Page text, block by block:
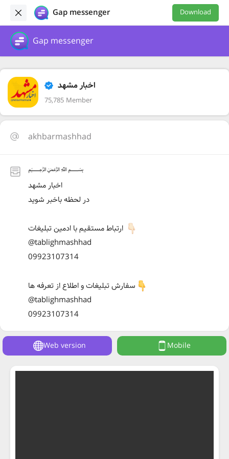
Gap messenger Download
Gap messenger
اخبار مشهد
75,785 Member
akhbarmashhad
﷽
اخبار مشهد
در لحظه باخبر شوید
@tablighmashhad
09923107314
سفارش تبلیغات و اطلاع از تعرفه ها
@tablighmashhad
09923107314
Web version Mobile